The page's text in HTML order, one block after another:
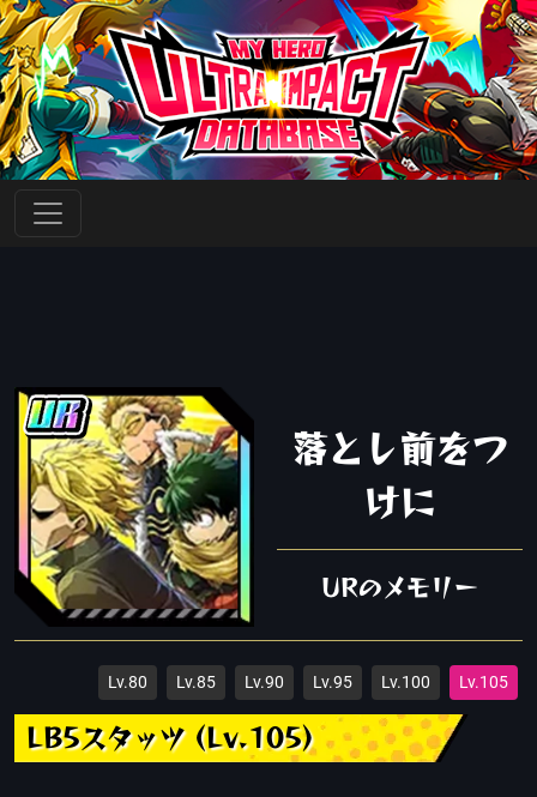
落とし前をつ
けに
URのメモリー
Lv.80 Lv.85 Lv.90 Lv.95 Lv.100 Lv.105
LB5スタッツ (Lv.105)